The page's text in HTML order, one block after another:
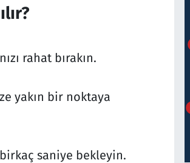
rahat bırakın.
yakın bir noktaya
saniye bekleyin.